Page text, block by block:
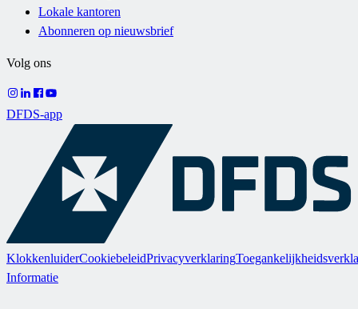
Lokale kantoren
Abonneren op nieuwsbrief
Volg ons
DFDS-app
KlokkenluiderCookiebeleidPrivacyverklaring
Informatie